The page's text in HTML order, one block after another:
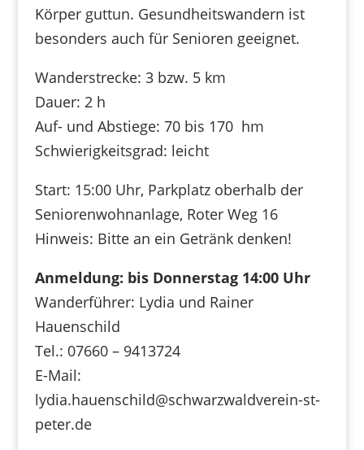
Körper guttun. Gesundheitswandern ist
besonders auch für Senioren geeignet.
Wanderstrecke: 3 bzw. 5 km
Dauer: 2 h
Auf- und Abstiege: 70 bis 170 hm
Schwierigkeitsgrad: leicht
Start: 15:00 Uhr, Parkplatz oberhalb der
Seniorenwohnanlage, Roter Weg 16
Hinweis: Bitte an ein Getränk denken!
Anmeldung: bis Donnerstag 14:00 Uhr
Wanderführer: Lydia und Rainer
Hauenschild
Tel.: 07660 – 9413724
E-Mail:
lydia.hauenschild@schwarzwaldverein-st-
peter.de